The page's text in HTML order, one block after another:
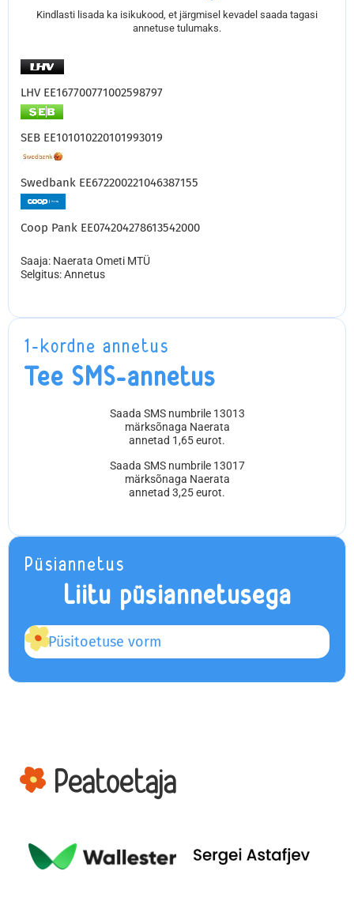
Kindlasti lisada ka isikukood, et järgmisel kevadel saada tagasi
annetuse tulumaks.
LHV EE167700771002598797
SEB EE101010220101993019
Swedbank EE672200221046387155
Coop Pank EE074204278613542000
Saaja: Naerata Ometi MTÜ
Selgitus: Annetus
1-kordne annetus
Tee SMS-annetus
Saada SMS numbrile 13013
märksõnaga Naerata
annetad 1,65 eurot.
Saada SMS numbrile 13017
märksõnaga Naerata
annetad 3,25 eurot.
Püsiannetus
Liitu püsiannetusega
Püsitoetuse vorm
Peatoetaja